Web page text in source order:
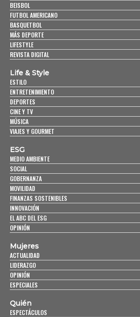
BEISBOL
FUTBOL AMERICANO
BASQUETBOL
MÁS DEPORTE
LIFESTYLE
REVISTA DIGITAL
Life & Style
ESTILO
ENTRETENIMIENTO
DEPORTES
CINE Y TV
MÚSICA
VIAJES Y GOURMET
ESG
MEDIO AMBIENTE
SOCIAL
GOBERNANZA
MOVILIDAD
FINANZAS SOSTENIBLES
INNOVACIÓN
EL ABC DEL ESG
OPINIÓN
Mujeres
ACTUALIDAD
LIDERAZGO
OPINIÓN
ESPECIALES
Quién
ESPECTÁCULOS